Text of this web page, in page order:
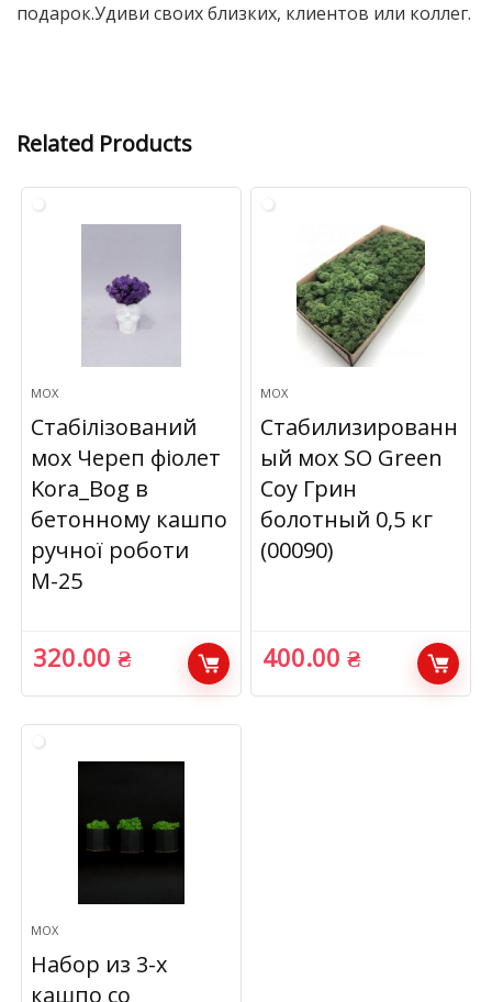
подарок.Удиви своих близких, клиентов или коллег.
Related Products
МОХ
Стабілізований
мох Череп фіолет
Kora_Bog в
бетонному кашпо
ручної роботи
М-25
320.00₴
МОХ
Стабилизированн
ый мох SO Green
Соу Грин
болотный 0,5 кг
(00090)
400.00₴
МОХ
Набор из 3-х
кашпо со